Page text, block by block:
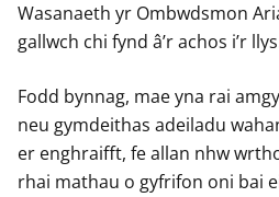
Wasanaeth yr Ombwdsmon
gallwch chi fynd â’r achos i’r
Fodd bynnag, mae yna rai
neu gymdeithas adeiladu
er enghraifft, fe allan nhw
rhai mathau o gyfrifon oni bai